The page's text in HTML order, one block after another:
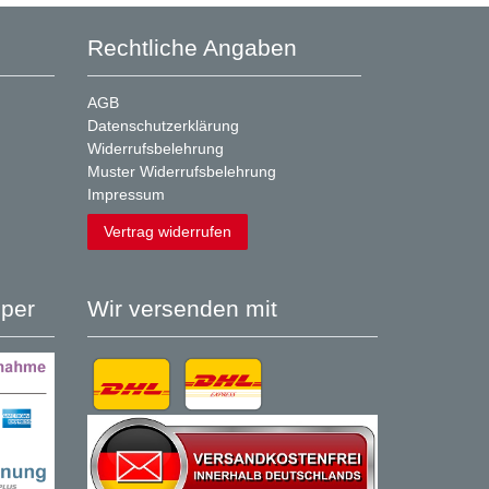
Rechtliche Angaben
AGB
Datenschutzerklärung
Widerrufsbelehrung
Muster Widerrufsbelehrung
Impressum
Vertrag widerrufen
Wir versenden mit